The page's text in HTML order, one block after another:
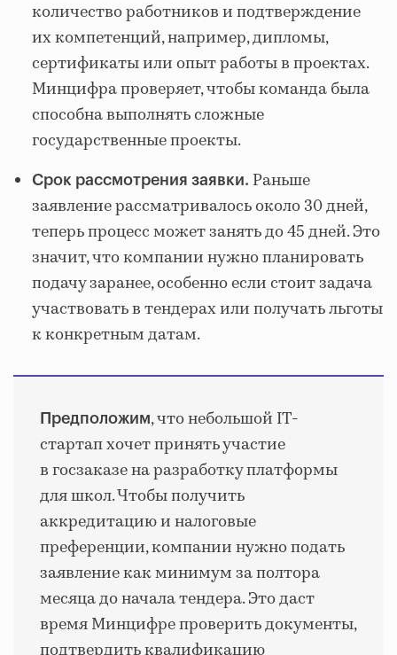
количество работников и подтверждение
их компетенций, например, дипломы,
сертификаты или опыт работы в проектах.
Минцифра проверяет, чтобы команда была
способна выполнять сложные
государственные проекты.
Срок рассмотрения заявки. Раньше
заявление рассматривалось около 30 дней,
теперь процесс может занять до 45 дней. Это
значит, что компании нужно планировать
подачу заранее, особенно если стоит задача
участвовать в тендерах или получать льготы
к конкретным датам.
Предположим, что небольшой IT-
стартап хочет принять участие
в госзаказе на разработку платформы
для школ. Чтобы получить
аккредитацию и налоговые
преференции, компании нужно подать
заявление как минимум за полтора
месяца до начала тендера. Это даст
время Минцифре проверить документы,